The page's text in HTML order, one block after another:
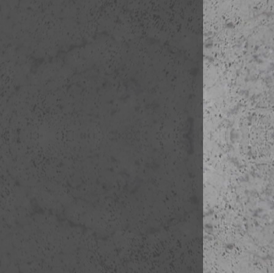
6N Place
6O
6P Palais-
6Q Syndicat
6R Église
6S Jardin
6T Centre
8A Place
8B Église
8C Le
8D Le
8E Place de
8F Église de
8G Sacré
8H Maison
8I Lapin
8J Chateau
8K Square
8L Rue
8M Moulin
8N Place